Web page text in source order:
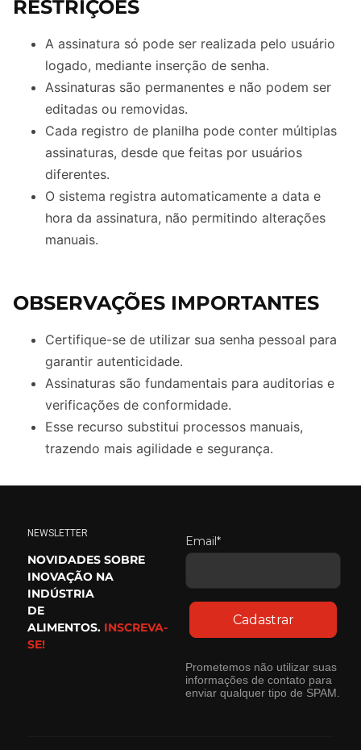
RESTRIÇÕES
A assinatura só pode ser realizada pelo usuário
logado, mediante inserção de senha.
Assinaturas são permanentes e não podem ser
editadas ou removidas.
Cada registro de planilha pode conter múltiplas
assinaturas, desde que feitas por usuários
diferentes.
O sistema registra automaticamente a data e
hora da assinatura, não permitindo alterações
manuais.
OBSERVAÇÕES IMPORTANTES
Certifique-se de utilizar sua senha pessoal para
garantir autenticidade.
Assinaturas são fundamentais para auditorias e
verificações de conformidade.
Esse recurso substitui processos manuais,
trazendo mais agilidade e segurança.
NEWSLETTER
NOVIDADES SOBRE
INOVAÇÃO NA
INDÚSTRIA
DE
ALIMENTOS. INSCREVA-
SE!
Email*
Cadastrar
Prometemos não utilizar suas
informações de contato para
enviar qualquer tipo de SPAM.